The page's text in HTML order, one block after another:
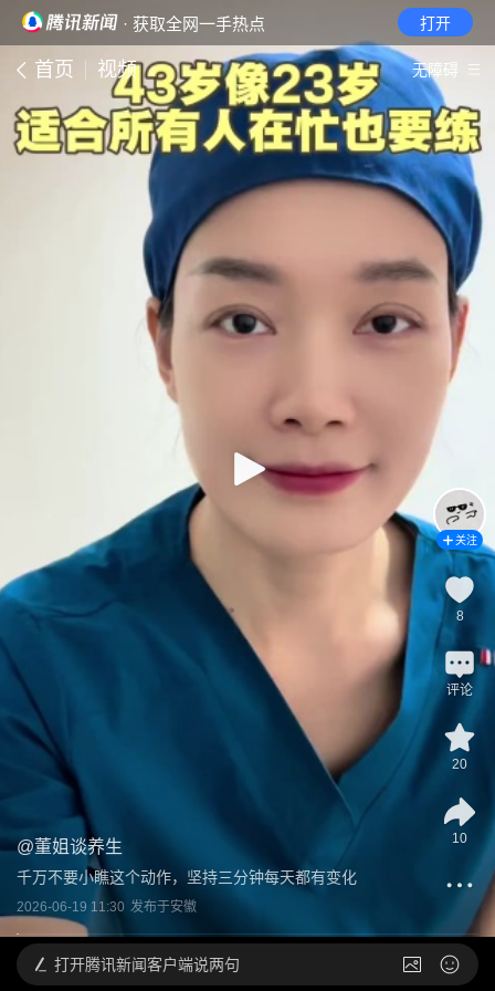
· 获取全网一手热点 打开
首页 视频 无障碍
@董姐谈养生
千万不要小瞧这个动作，坚持三分钟每天都有变化
2026-06-19 11:30 发布于安徽
关注
8
评论
20
10
打开腾讯新闻客户端说两句